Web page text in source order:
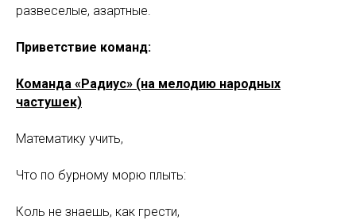
развеселые, азартные.
Приветствие команд:
Команда «Радиус» (на мелодию народных
частушек)
Математику учить,
Что по бурному морю плыть:
Коль не знаешь, как грести,